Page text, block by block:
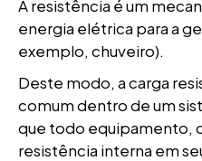
A resistência é um
energia elétrica para a
exemplo, chuveiro).
Deste modo, a carga
comum dentro de um
que todo equipamento,
resistência interna em